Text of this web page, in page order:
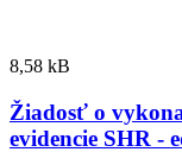
8,58 kB
Žiadosť o
evidencie SHR -